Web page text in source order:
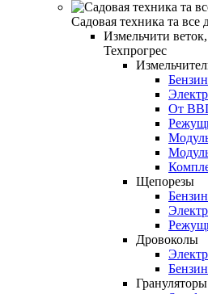
Садовая техника та все
Измельчити
Техпрогрес
От
Щепорезы
Дровоколы